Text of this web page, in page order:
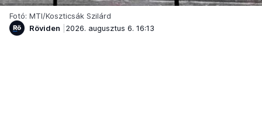
Fotó: MTI/Koszticsák Szilárd
Röviden
2026. augusztus 6. 16:13